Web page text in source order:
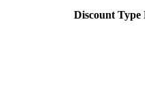
Discount Type